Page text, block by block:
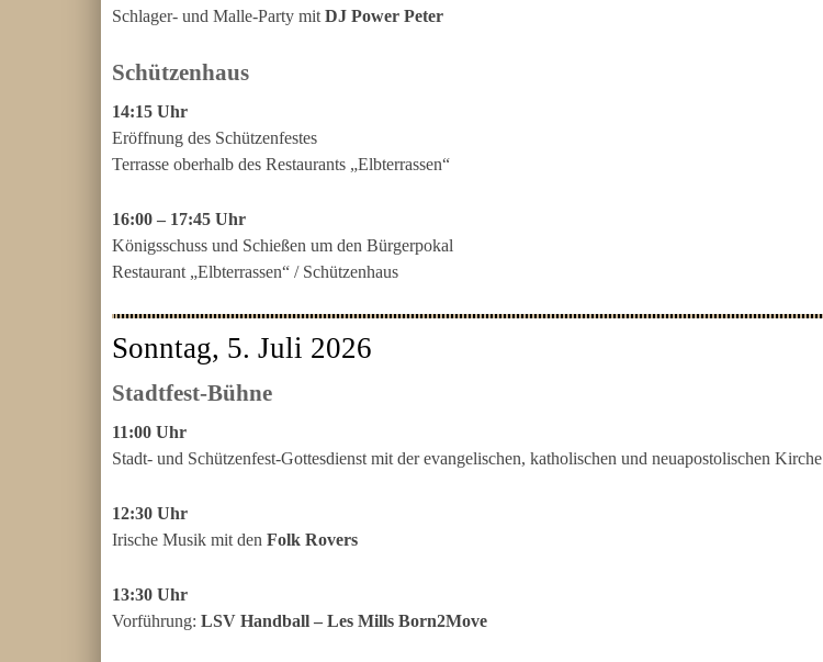
Schlager- und Malle-Party mit DJ Power Peter
Schützenhaus
14:15 Uhr
Eröffnung des Schützenfestes
Terrasse oberhalb des Restaurants „Elbterrassen“
16:00 – 17:45 Uhr
Königsschuss und Schießen um den Bürgerpokal
Restaurant „Elbterrassen“ / Schützenhaus
Sonntag, 5. Juli 2026
Stadtfest-Bühne
11:00 Uhr
Stadt- und Schützenfest-Gottesdienst mit der evangelischen, katholischen und neuapostolischen Kirche
12:30 Uhr
Irische Musik mit den Folk Rovers
13:30 Uhr
Vorführung: LSV Handball – Les Mills Born2Move